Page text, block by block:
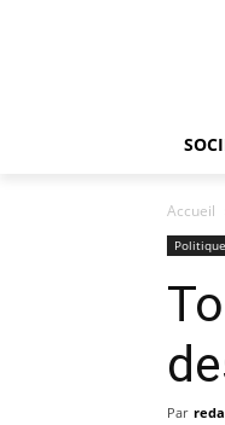
Accueil
Politique
Par